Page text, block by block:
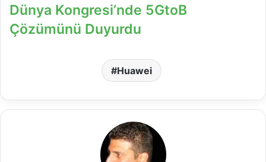
Dünya Kongresi’nde 5GtoB
Çözümünü Duyurdu
Huawei